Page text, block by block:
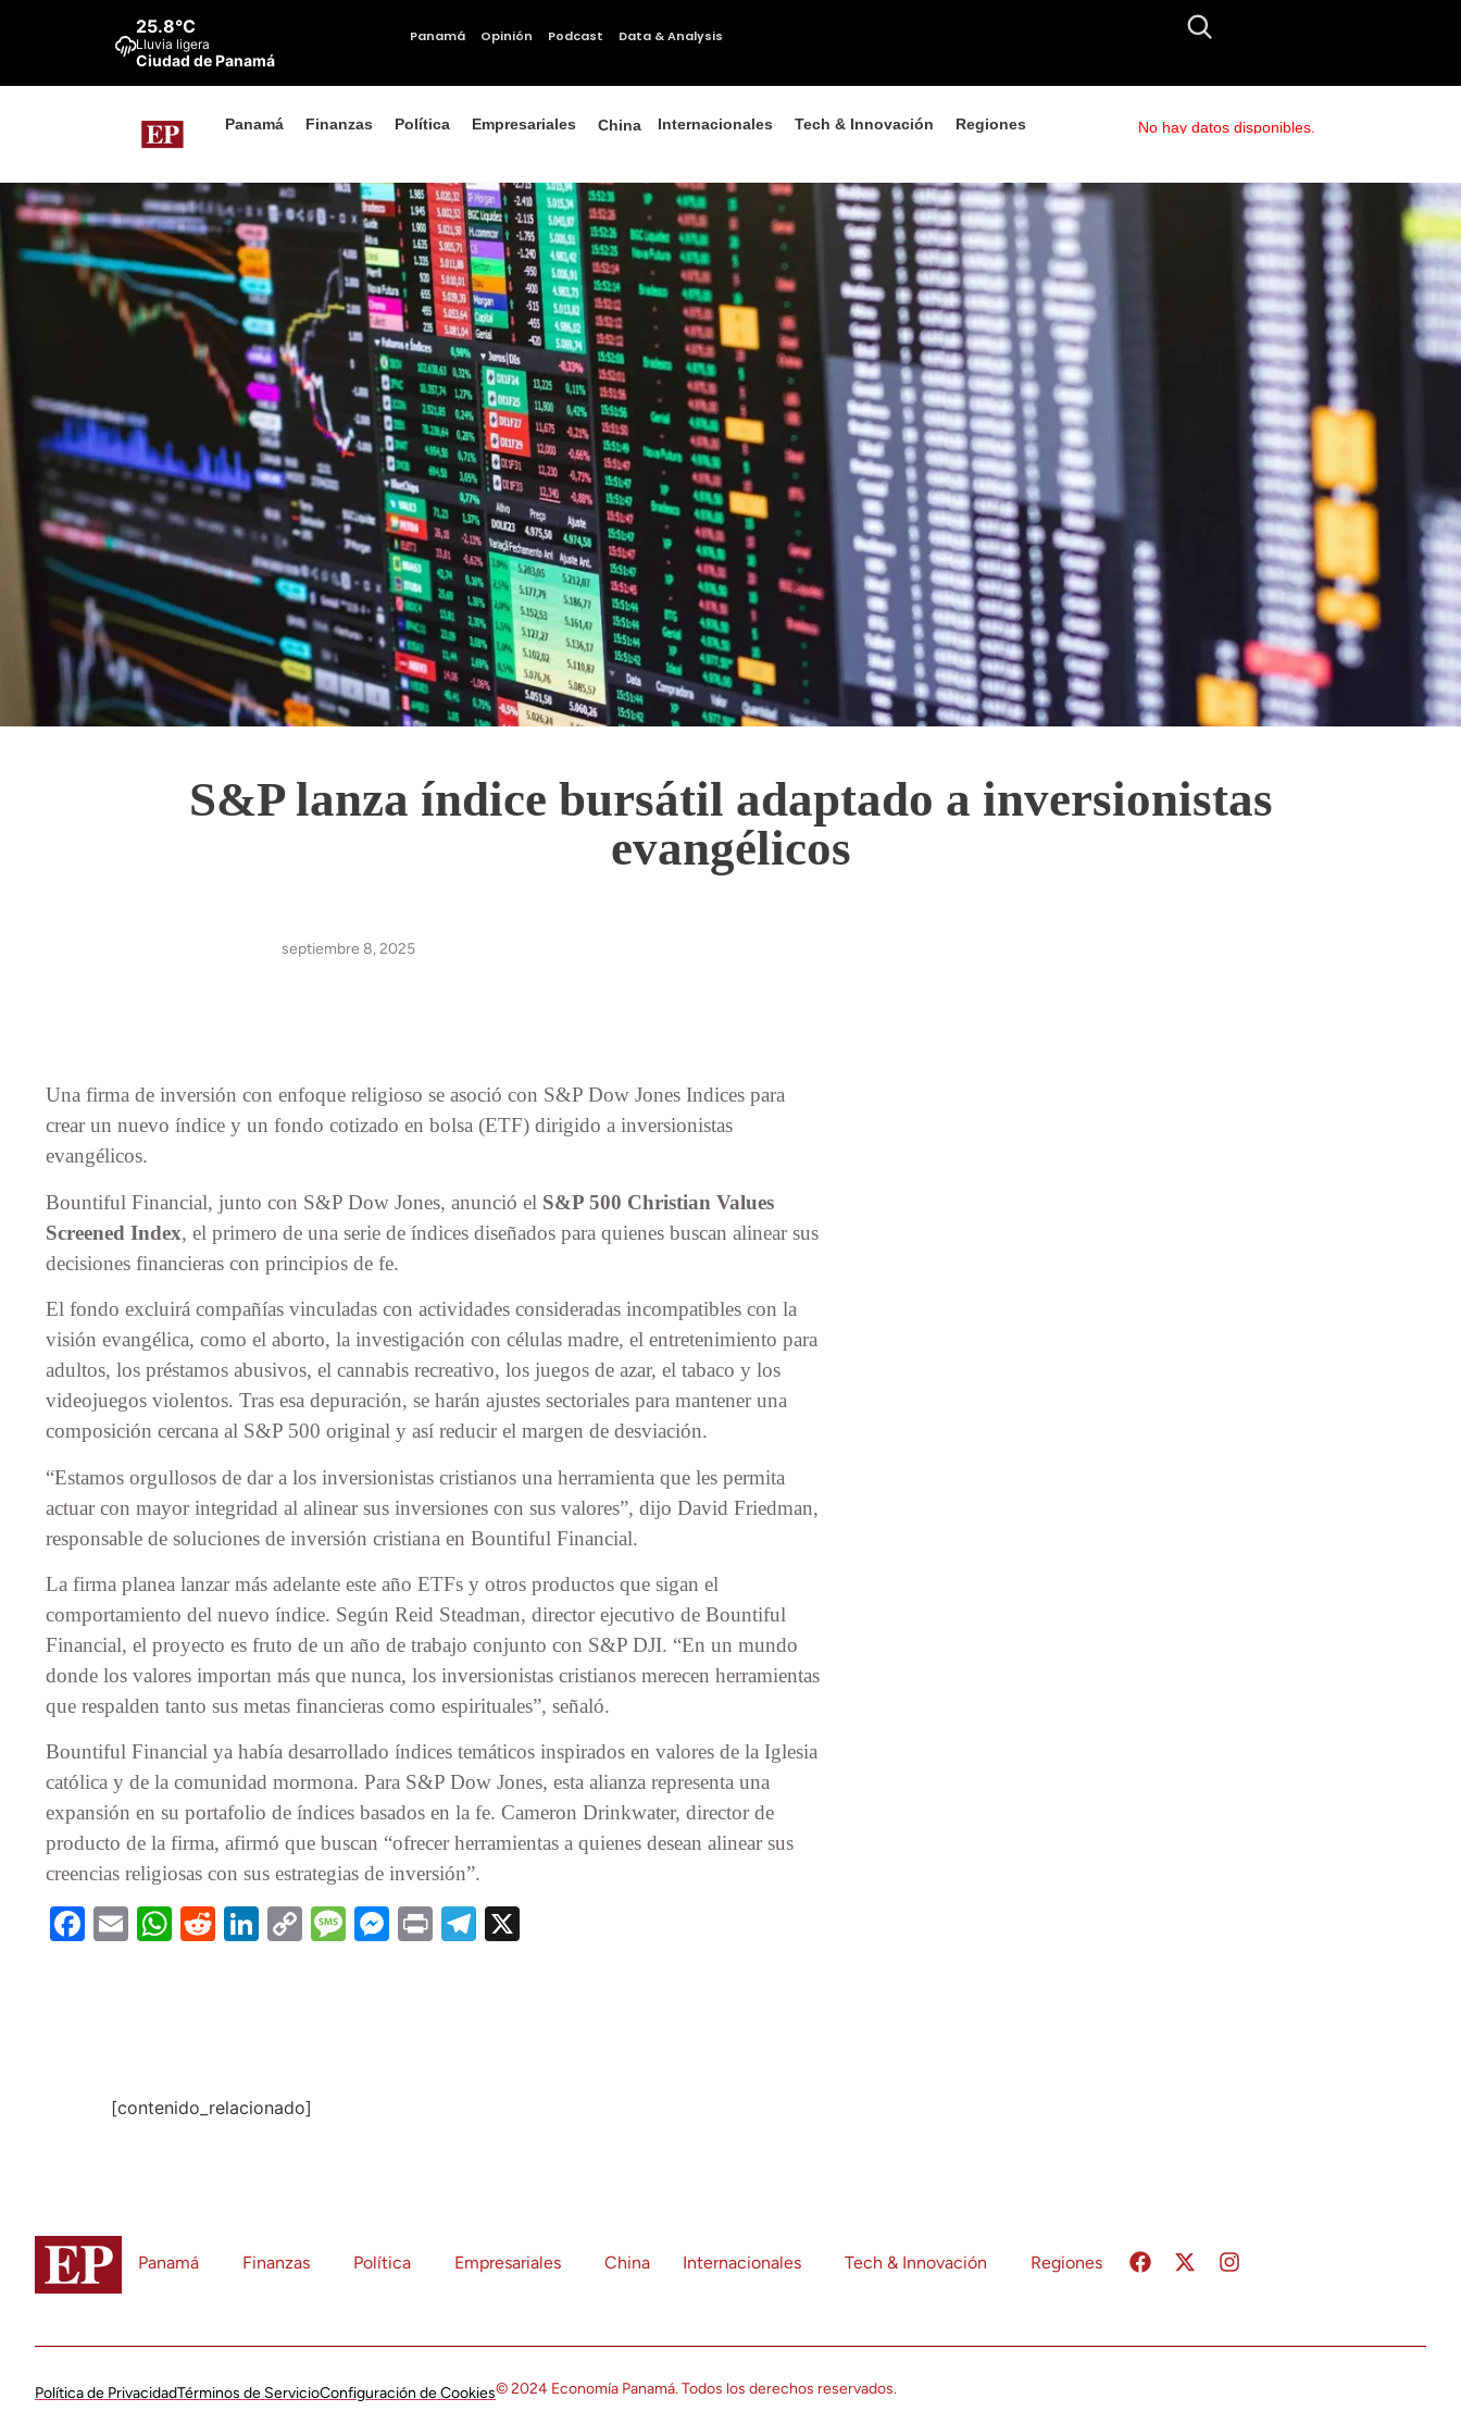
25.8°C
Lluvia ligera
Ciudad de Panamá
Panamá Opinión Podcast Data & Analysis
Panamá Finanzas Política Empresariales China Internacionales Tech & Innovación Regiones No hay datos disponibles.
S&P lanza índice bursátil adaptado a inversionistas
evangélicos
septiembre 8, 2025
Una firma de inversión con enfoque religioso se asoció con S&P Dow Jones Indices para
crear un nuevo índice y un fondo cotizado en bolsa (ETF) dirigido a inversionistas
evangélicos.
Bountiful Financial, junto con S&P Dow Jones, anunció el S&P 500 Christian Values
Screened Index, el primero de una serie de índices diseñados para quienes buscan alinear sus
decisiones financieras con principios de fe.
El fondo excluirá compañías vinculadas con actividades consideradas incompatibles con la
visión evangélica, como el aborto, la investigación con células madre, el entretenimiento para
adultos, los préstamos abusivos, el cannabis recreativo, los juegos de azar, el tabaco y los
videojuegos violentos. Tras esa depuración, se harán ajustes sectoriales para mantener una
composición cercana al S&P 500 original y así reducir el margen de desviación.
“Estamos orgullosos de dar a los inversionistas cristianos una herramienta que les permita
actuar con mayor integridad al alinear sus inversiones con sus valores”, dijo David Friedman,
responsable de soluciones de inversión cristiana en Bountiful Financial.
La firma planea lanzar más adelante este año ETFs y otros productos que sigan el
comportamiento del nuevo índice. Según Reid Steadman, director ejecutivo de Bountiful
Financial, el proyecto es fruto de un año de trabajo conjunto con S&P DJI. “En un mundo
donde los valores importan más que nunca, los inversionistas cristianos merecen herramientas
que respalden tanto sus metas financieras como espirituales”, señaló.
Bountiful Financial ya había desarrollado índices temáticos inspirados en valores de la Iglesia
católica y de la comunidad mormona. Para S&P Dow Jones, esta alianza representa una
expansión en su portafolio de índices basados en la fe. Cameron Drinkwater, director de
producto de la firma, afirmó que buscan “ofrecer herramientas a quienes desean alinear sus
creencias religiosas con sus estrategias de inversión”.
Facebook
EmailWhatsApp
RedditLinkedIn
CopyMessage
Messenger
PrintTelegram
[contenido_relacionado]
Panamá Finanzas Política Empresariales China Internacionales Tech & Innovación Regiones
Política de PrivacidadTérminos de ServicioConfiguración de Cookies© 2024 Economía Panamá. Todos los derechos reservados.